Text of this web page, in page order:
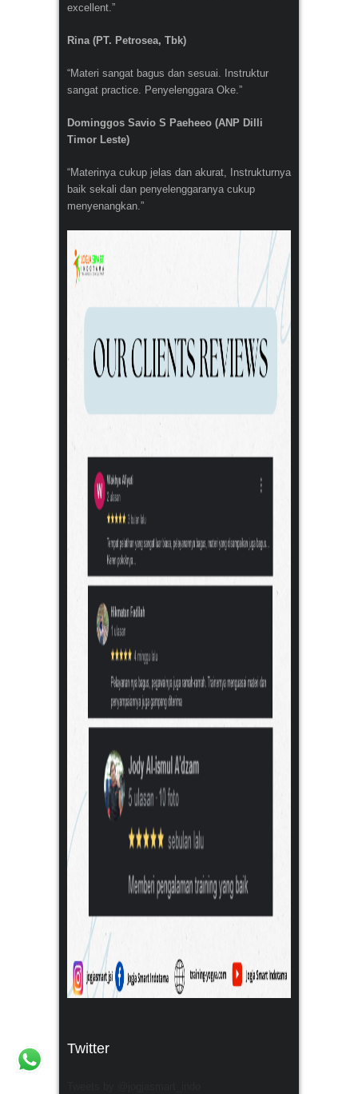
excellent.”
Rina (PT. Petrosea, Tbk)
“Materi sangat bagus dan sesuai. Instruktur
sangat practice. Penyelenggara Oke.”
Dominggos Savio S Paeheeo (ANP Dilli
Timor Leste)
“Materinya cukup jelas dan akurat, Instrukturnya
baik sekali dan penyelenggaranya cukup
menyenangkan.”
Twitter